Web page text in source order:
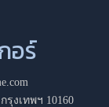
อร์
งเทพฯ 10160